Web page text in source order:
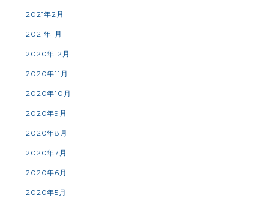
2021年2月
2021年1月
2020年12月
2020年11月
2020年10月
2020年9月
2020年8月
2020年7月
2020年6月
2020年5月